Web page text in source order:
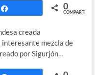
0
COMPARTIR
creada
mezcla de
por Sigurjón…